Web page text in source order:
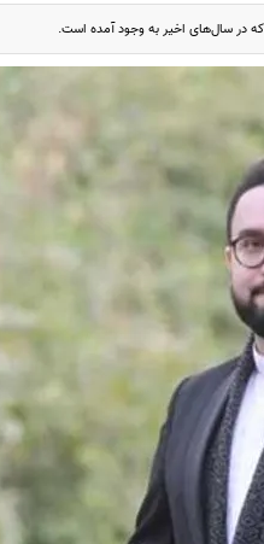
در سال‌های اخیر به وجود آمده است.